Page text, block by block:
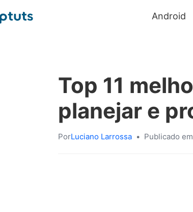
Android
Top 11
planejar e
PorLuciano Larrossa • Publicado